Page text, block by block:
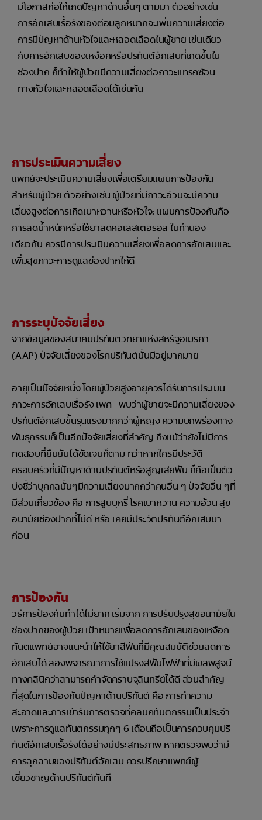
มีโอกาสก่อให้เกิดปัญหาด้านอื่นๆ ตามมา ตัวอย่างเช่น
การอักเสบเรื้อรังของต่อมลูกหมากจะเพิ่มความเสี่ยงต่อ
การมีปัญหาด้านหัวใจและหลอดเลือดในผู้ชาย เช่นเดียว
กับการอักเสบของเหงือกหรือปริทันต์อักเสบที่เกิดขึ้นใน
ช่องปาก ก็ทำให้ผู้ป่วยมีความเสี่ยงต่อภาวะแทรกซ้อน
ทางหัวใจและหลอดเลือดได้เช่นกัน
การประเมินความเสี่ยง
แพทย์จะประเมินความเสี่ยงเพื่อเตรียมแผนการป้องกัน
สำหรับผู้ป่วย ตัวอย่างเช่น ผู้ป่วยที่มีภาวะอ้วนจะมีความ
เสี่ยงสูงต่อการเกิดเบาหวานหรือหัวใจ: แผนการป้องกันคือ
การลดน้ำหนักหรือใช้ยาลดคอเลสเตอรอล ในทำนอง
เดียวกัน ควรมีการประเมินความเสี่ยงเพื่อลดการอักเสบและ
เพิ่มสุขภาวะการดูแลช่องปากให้ดี
การระบุปัจจัยเสี่ยง
จากข้อมูลของสมาคมปริทันตวิทยาแห่งสหรัฐอเมริกา
(AAP) ปัจจัยเสี่ยงของโรคปริทันต์นั้นมีอยู่มากมาย
อายุเป็นปัจจัยหนึ่ง โดยผู้ป่วยสูงอายุควรได้รับการประเมิน
ภาวะการอักเสบเรื้อรัง เพศ - พบว่าผู้ชายจะมีความเสี่ยงของ
ปริทันต์อักเสบขั้นรุนแรงมากกว่าผู้หญิง ความบกพร่องทาง
พันธุกรรมก็เป็นอีกปัจจัยเสี่ยงที่สำคัญ ถึงแม้ว่ายังไม่มีการ
ทดสอบที่ยืนยันได้ชัดเจนก็ตาม ทว่าหากใครมีประวัติ
ครอบครัวที่มีปัญหาด้านปริทันต์หรือสูญเสียฟัน ก็ถือเป็นตัว
บ่งชี้ว่าบุคคลนั้นๆมีความเสี่ยงมากกว่าคนอื่น ๆ ปัจจัยอื่น ๆที่
มีส่วนเกี่ยวข้อง คือ การสูบบุหรี่ โรคเบาหวาน ความอ้วน สุข
อนามัยช่องปากที่ไม่ดี หรือ เคยมีประวัติปริทันต์อักเสบมา
ก่อน
การป้องกัน
วิธีการป้องกันทำได้ไม่ยาก เริ่มจาก การปรับปรุงสุขอนามัยใน
ช่องปากของผู้ป่วย เป้าหมายเพื่อลดการอักเสบของเหงือก
ทันตแพทย์อาจแนะนำให้ใช้ยาสีฟันที่มีคุณสมบัติช่วยลดการ
อักเสบได้ ลองพิจารณาการใช้แปรงสีฟันไฟฟ้าที่มีผลพิสูจน์
ทางคลินิกว่าสามารถกำจัดคราบจุลินทรีย์ได้ดี ส่วนสำคัญ
ที่สุดในการป้องกันปัญหาด้านปริทันต์ คือ การทำความ
สะอาดและการเข้ารับการตรวจที่คลินิคทันตกรรมเป็นประจำ
เพราะการดูแลทันตกรรมทุกๆ 6 เดือนถือเป็นการควบคุมปริ
ทันต์อักเสบเรื้อรังได้อย่างมีประสิทธิภาพ หากตรวจพบว่ามี
การลุกลามของปริทันต์อักเสบ ควรปรึกษาแพทย์ผู้
เชี่ยวชาญด้านปริทันต์ทันที